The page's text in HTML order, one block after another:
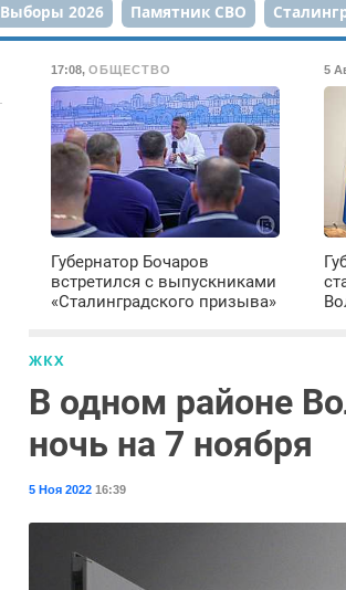
Выборы 2026 Памятник СВО
17:08,ОБЩЕСТВО
Губернатор Бочаров
встретился с выпускниками
«Сталинградского призыва»
5
ЖКХ
В одном районе
ночь на 7 ноября
5 Ноя 2022 16:39